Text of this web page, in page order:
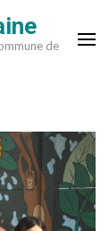
de